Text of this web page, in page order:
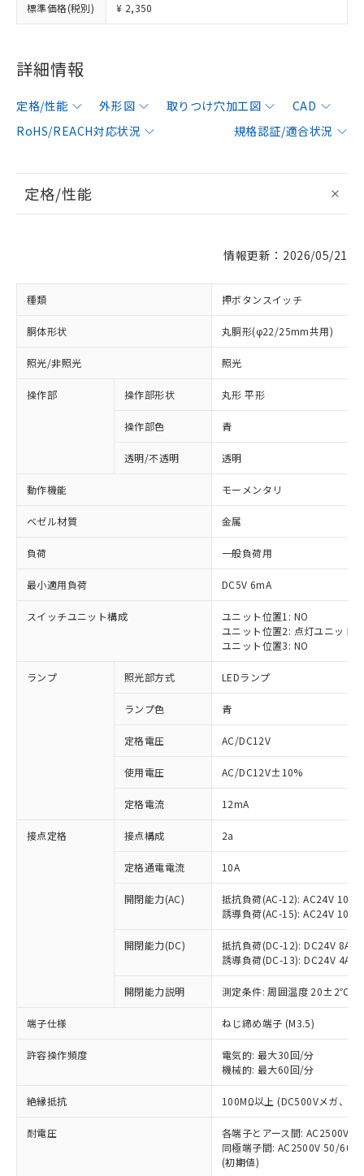
標準価格(税別) ¥ 2,350
詳細情報
定格/性能 外形図 取りつけ穴加工図
CAD
RoHS/REACH対応状況
規格認証/適合状況
定格/性能
情報更新：2026/05/21
種類 押ボタンスイッチ
胴体形状 丸胴形(φ22/25mm共用)
照光/非照光 照光
操作部 操作部形状 丸形 平形
操作部色 青
透明/不透明 透明
動作機能 モーメンタリ
ベゼル材質 金属
負荷 一般負荷用
最小適用負荷 DC5V 6mA
スイッチユニット構成
ユニット位置1: NO
ユニット位置2: 点灯ユニット
ユニット位置3: NO
ランプ 照光部方式 LEDランプ
ランプ色 青
定格電圧 AC/DC12V
使用電圧 AC/DC12V±10%
定格電流 12mA
接点定格 接点構成 2a
定格通電電流 10A
開閉能力(AC)
抵抗負荷(AC-12): AC24V 10A/
誘導負荷(AC-15): AC24V
開閉能力(DC)
抵抗負荷(DC-12): DC24V 8A/
誘導負荷(DC-13): DC24V 4A/
開閉能力説明 測定条件: 周囲温度 20±2℃、
端子仕様 ねじ締め端子 (M3.5)
許容操作頻度
電気的: 最大30回/分
機械的: 最大60回/分
絶縁抵抗 100MΩ以上 (DC500Vメガ、点
耐電圧
各端子とアース間: AC2500V
同極端子間: AC2500V 50/
(初期値)
ご利用条件
以下の条件をお読みいただき、同意のうえ
ご利用ください。
本サービスは、当社制御機器事業取扱
商品の当社在庫状況および標準価格
(税抜)を提供させていただくもので
当社制御機器事業取扱商品の中には、
本サービスの対象外となる商品もある
ことをご了承ください。
在庫状況および標準価格照会結果は、
記載している更新日時点での社内デー
タに基づき作成されるものであり、閲
覧された時点での実際の在庫および標
準価格とは異なる場合があることをご
※1 対応状況
対応済み：EU RoHS指令（10物質）の
非含有に対応した製品が提供可能な商品で
す。
対応予定：EU RoHS指令（10物質）の非含
有に対応した製品に切り替える予定のある
対応予定なし：EU RoHS指令（10物質）の
非含有に非対応の商品で、対応品を出す予
定はありません。
調査・確認中：EU RoHS指令（10物質）の
非含有の対応状況を調査中または確認中の
非該当品：ライセンス料など無形物で、有
害物質有無と関係のない商品です。
仕入先様の事情により、非含有部品として
いたものが、含有品と判明した場合などや
むを得ず変更することがあります。
六価クロム(Cr(Ⅵ)) 1000ppm以下、ポリ臭化ビフェニル
類(PBB) 1000ppm以下、ポリ臭化ジフェニルエーテル類
「○」：最大均質材料含有率が中国RoHSの
基準値以下であることを示します。
「×」：最大均質材料含有率が中国RoHSの
基準値を超えていることを示します。
「－」：未確認です。当社販売部門へお問
*中国RoHS10物質の基準値 (GB/T26572)：
Pb(鉛) :1000ppm、 Hg(水銀) : 1000ppm、 Cd(カドミウ
Cr(Ⅵ)(六価クロム) : 1000ppm、 PBBs(ポリ臭化ビフェ
当社は、これら貴社製品のうち、外国
為替および外国貿易法に定める商品
（以下｢規制貨物等」という）を輸出
または国外への提供する場合は、日本
国政府の輸出許可(または役務取引許
可)を取得するなどの必要な手続きを